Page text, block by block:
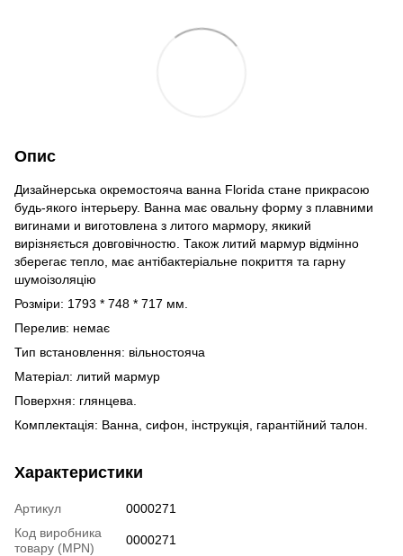
Опис
Дизайнерська окремостояча ванна Florida стане прикрасою
будь-якого інтерьеру. Ванна має овальну форму з плавними
вигинами и виготовлена з литого мармору, якикий
вирізняється довговічностю. Також литий мармур відмінно
зберегає тепло, має антібактеріальне покриття та гарну
шумоізоляцію
Розміри: 1793 * 748 * 717 мм.
Перелив: немає
Тип встановлення: вільностояча
Матеріал: литий мармур
Поверхня: глянцева.
Комплектація: Ванна, сифон, інструкція, гарантійний талон.
Характеристики
Артикул
0000271
Код виробника
товару (MPN)
0000271